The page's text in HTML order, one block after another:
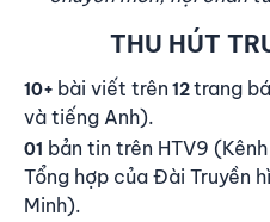
THU HÚT
10+ bài viết trên 12trang
và tiếng Anh).
01 bản tin trên HTV9
Tổng hợp của Đài Truyền
Minh).